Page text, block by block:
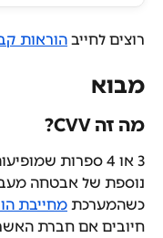
רוצים לחייב הוראות
מבוא
מה זה CVV?
3 או 4 ספרות
נוספת של אבטחה
כשהמערכת מחייבת